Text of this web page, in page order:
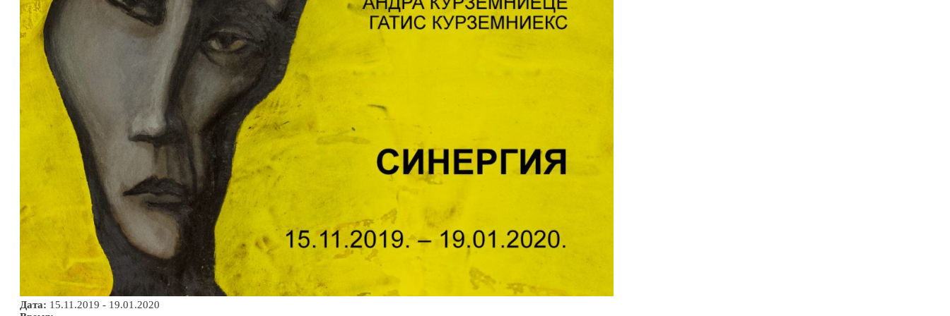
Дата: 15.11.2019 - 19.01.2020